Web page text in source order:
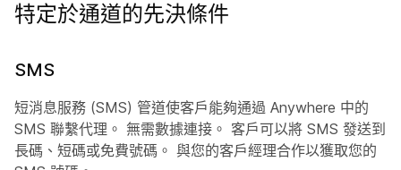
特定於通道的先決條件
SMS
短消息服務 (SMS) 管道使客戶能夠通過 Anywhere 中的
SMS 聯繫代理。 無需數據連接。 客戶可以將 SMS 發送到
長碼、短碼或免費號碼。 與您的客戶經理合作以獲取您的